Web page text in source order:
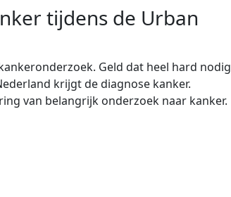
tijdens de Urban
Geld dat heel hard nodig
krijgt de diagnose kanker.
van belangrijk onderzoek naar kanker.